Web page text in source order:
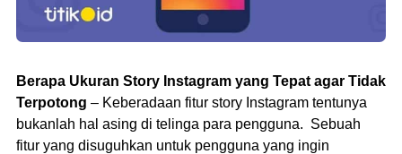
Berapa Ukuran Story Instagram yang Tepat agar Tidak
Terpotong – Keberadaan fitur story Instagram tentunya
bukanlah hal asing di telinga para pengguna. Sebuah
fitur yang disuguhkan untuk pengguna yang ingin